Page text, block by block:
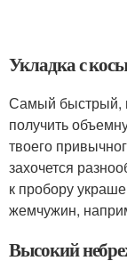
Укладка с
Самый быстрый,
получить
твоего
захочется
к пробору
жемчужин,
Высокий